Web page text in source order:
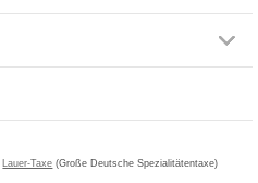
Lauer-Taxe (Große Deutsche Spezialitätentaxe)